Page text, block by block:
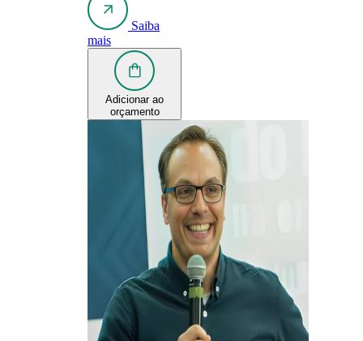
Saiba
mais
Adicionar ao
orçamento